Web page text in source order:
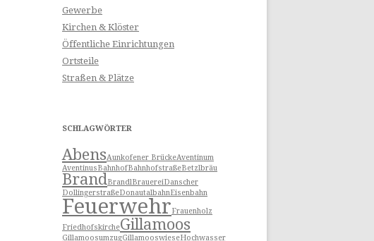
Gewerbe
Kirchen & Klöster
Öffentliche Einrichtungen
Ortsteile
Straßen & Plätze
SCHLAGWÖRTER
AbensAunkofener BrückeAventinum
AventinusBahnhofBahnhofstraßeBetzlbräu
BrandBrandlBrauereiDanscher
DollingerstraßeDonautalbahnEisenbahn
FeuerwehrFrauenholz
FriedhofskircheGillamoos
GillamoosumzugGillamooswieseHochwasser